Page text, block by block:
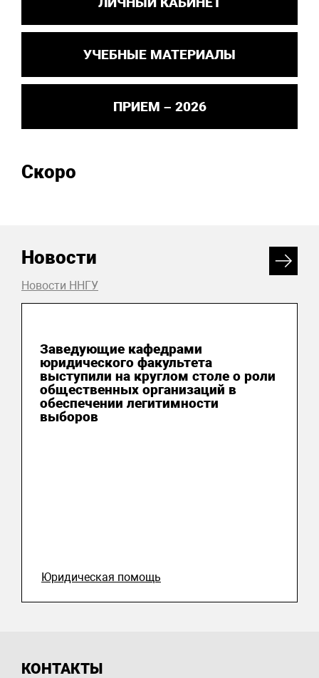
УЧЕБНЫЕ МАТЕРИАЛЫ
ПРИЕМ – 2026
Скоро
Новости
Новости ННГУ
Заведующие кафедрами
юридического факультета
выступили на круглом столе о роли
общественных организаций в
обеспечении легитимности
выборов
Юридическая помощь
КОНТАКТЫ